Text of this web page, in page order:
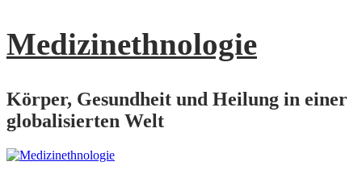
Medizinethnologie
Körper, Gesundheit und Heilung in einer
globalisierten Welt